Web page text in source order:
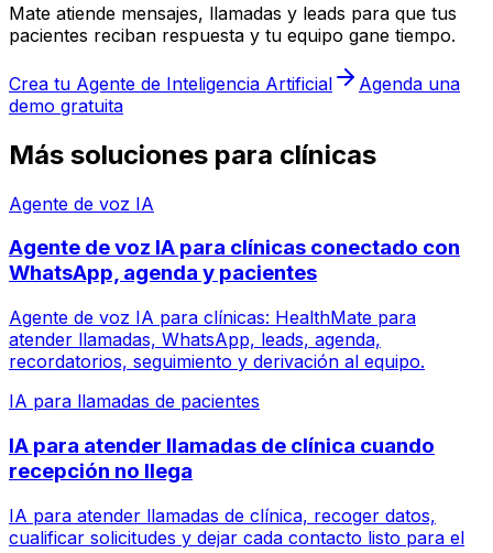
Mate atiende mensajes, llamadas y leads para que tus
pacientes reciban respuesta y tu equipo gane tiempo.
Crea tu Agente de Inteligencia Artificial
Agenda una
demo gratuita
Más soluciones para clínicas
Agente de voz IA
Agente de voz IA para clínicas conectado con
WhatsApp, agenda y pacientes
Agente de voz IA para clínicas: HealthMate para
atender llamadas, WhatsApp, leads, agenda,
recordatorios, seguimiento y derivación al equipo.
IA para llamadas de pacientes
IA para atender llamadas de clínica cuando
recepción no llega
IA para atender llamadas de clínica, recoger datos,
cualificar solicitudes y dejar cada contacto listo para el